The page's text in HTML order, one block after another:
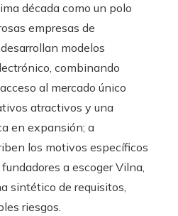
década como un polo
empresas de
modelos
combinando
al mercado único
atractivos y una
en expansión; a
los motivos específicos
a escoger Vilna,
sintético de requisitos,
riesgos.